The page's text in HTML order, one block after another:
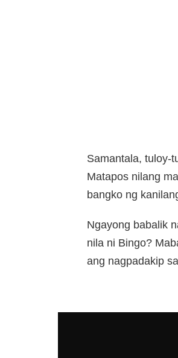
Samantala, tuloy-
Matapos nilang
bangko ng
Ngayong babalik
nila ni Bingo?
ang nagpadakip